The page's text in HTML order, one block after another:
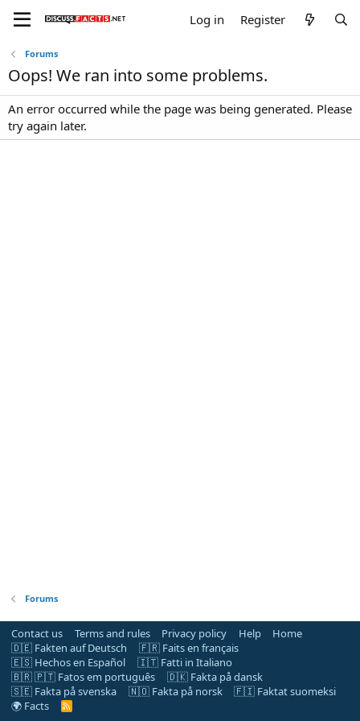
Log in Register
Forums
Oops! We ran into some problems.
An error occurred while the page was being generated. Please
try again later.
Forums
Contact us Terms and rules Privacy policy Help
Home
🇩🇪 Fakten auf Deutsch
🇫🇷 Faits en français
🇪🇸 Hechos en Español
🇮🇹 Fatti in Italiano
🇧🇷 🇵🇹 Fatos em português
🇩🇰 Fakta på dansk
🇸🇪 Fakta på svenska
🇳🇴 Fakta på norsk
🇫🇮 Faktat suomeksi
🌍 Facts
R